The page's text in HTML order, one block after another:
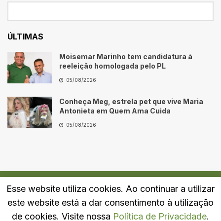
ÚLTIMAS
Moisemar Marinho tem candidatura à
reeleição homologada pelo PL
05/08/2026
Conheça Meg, estrela pet que vive Maria
Antonieta em Quem Ama Cuida
05/08/2026
Quem Somos Fale Conosco Política de Privacidade
Esse website utiliza cookies. Ao continuar a utilizar
este website está a dar consentimento à utilização
de cookies. Visite nossa Política de Privacidade.